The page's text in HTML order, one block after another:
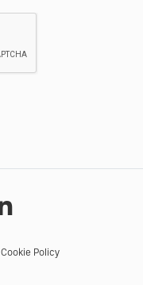
Cookie Policy